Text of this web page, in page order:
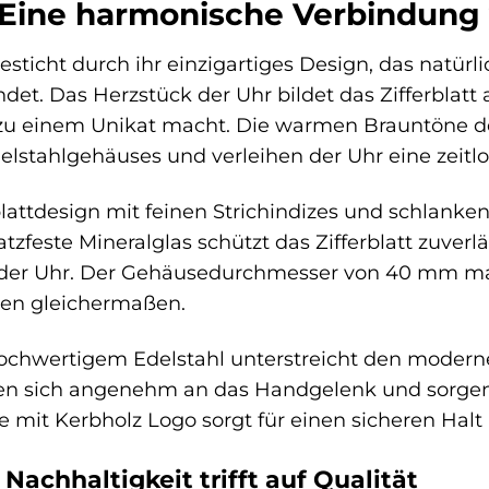
harmonische
durch ihr einzigartiges Design, das
Das Herzstück der Uhr bildet das Zifferblatt
einem Unikat macht. Die warmen Brauntöne
und verleihen der Uhr eine
mit feinen Strichindizes und
Mineralglas schützt das Zifferblatt
Uhr. Der Gehäusedurchmesser von 40 mm
gleichermaßen.
Edelstahl unterstreicht den
sich angenehm an das Handgelenk und
mit Kerbholz Logo sorgt für einen sicheren
Nachhaltigkeit trifft auf Qualität